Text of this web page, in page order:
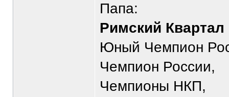
Папа:
Римский
Юный Чемпион
Чемпион России,
Чемпионы НКП,